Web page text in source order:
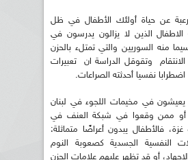
عن حياة أولئك الأطفال في ظل
الذين لا يزالون يدرسون في
منه السوريين والتي تمتلء بالحزن
وتقوقل الدراسة ان تعبيرات
نفسيا أحدثته الصراعات.
في مخيمات اللجوء في لبنان
أو ممن وقعوا في شبكة العنف في
فالأطفال يبدون أعراضًا متماثلة:
النفسية الجسدية كصعوبة النوم
أو قد تظهر عليهم علامات الحزن